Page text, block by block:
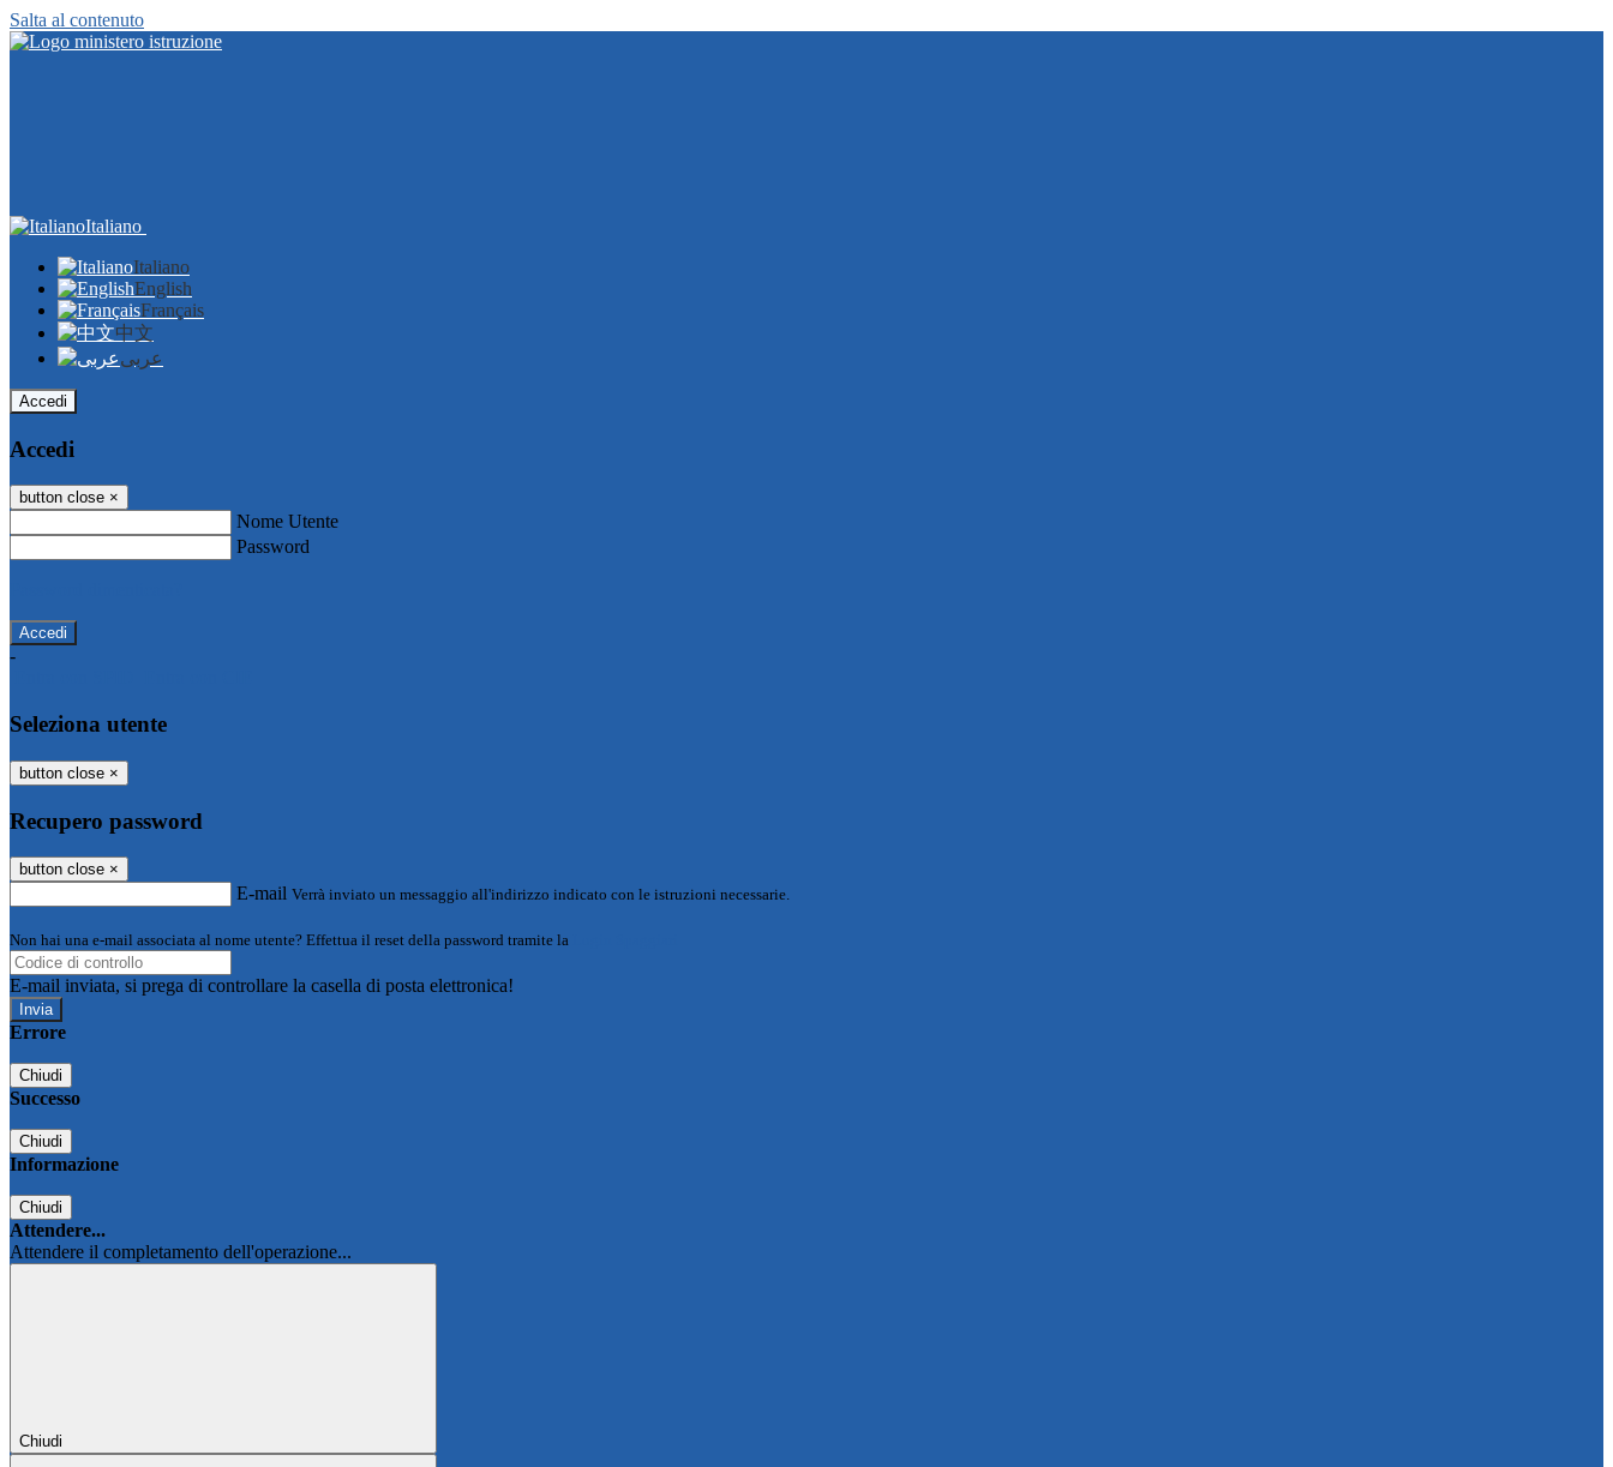
Salta al contenuto
Italiano
Italiano
English
Français
中文
عربى
Accedi
Accedi
button close ×
Nome Utente
Password
-
Seleziona utente
button close ×
Recupero password
button close ×
E-mail Verrà inviato un messaggio all'indirizzo indicato con le istruzioni necessarie.
Non hai una e-mail associata al nome utente? Effettua il reset della password tramite la
E-mail inviata, si prega di controllare la casella di posta elettronica!
Errore
Chiudi
Successo
Chiudi
Informazione
Chiudi
Attendere...
Attendere il completamento dell'operazione...
Chiudi